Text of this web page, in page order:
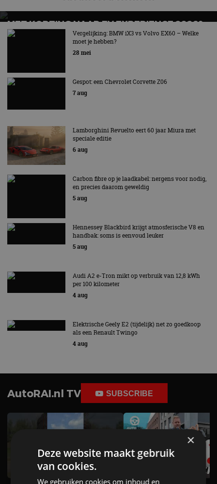
MET KORTING NAAR EV EXPERIENCE 2026?
AUTORAI REGELT HET!
EV Experience 2026 van 24 tot 26 september
Vergelijking: BMW iX3 vs Volvo EX60 – Welke
moet je hebben?
28 mei
Gespot: een Chevrolet Corvette Z06
7 aug
Lamborghini Revuelto eert 60 jaar Miura met
speciale editie
6 aug
Carbon fibre op je laadkabel: nergens voor nodig,
en precies daarom geweldig
5 aug
Hennessey Blackbird krijgt atmosferische V8 en
handbak: soms is eenvoud leuker
5 aug
Audi A2 e-Tron mikt op verbruik van 12,8 kWh
per 100 kilometer
4 aug
Elektrische Geely E2 (tijdelijk) net zo goedkoop
als een Renault Twingo
4 aug
AutoRAI.nl TV SUBSCRIBE
×
Deze website maakt gebruik
van cookies.
We gebruiken cookies om inhoud en